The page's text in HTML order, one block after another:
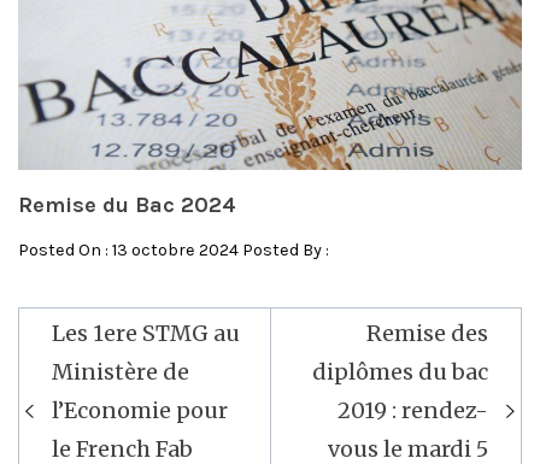
Remise du Bac 2024
Posted On : 13 octobre 2024 Posted By :
Navigation
de
l’article
Les 1ere STMG au
Ministère de
l’Economie pour
le French Fab
Remise des
diplômes du bac
2019 : rendez-
vous le mardi 5